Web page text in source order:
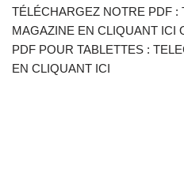
TÉLÉCHARGEZ NOTRE PDF :
MAGAZINE EN CLIQUANT ICI
PDF POUR TABLETTES :
EN CLIQUANT ICI